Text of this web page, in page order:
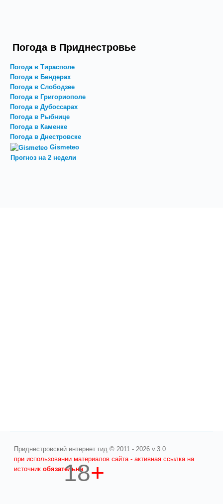
Погода в Приднестровье
Погода в Тирасполе
Погода в Бендерах
Погода в Слободзее
Погода в Григориополе
Погода в Дубоссарах
Погода в Рыбнице
Погода в Каменке
Погода в Днестровске
Gismeteo
Прогноз на 2 недели
Приднестровский интернет гид © 2011 - 2026 v.3.0
при использовании материалов сайта - активная ссылка на
источникобязательна
18+